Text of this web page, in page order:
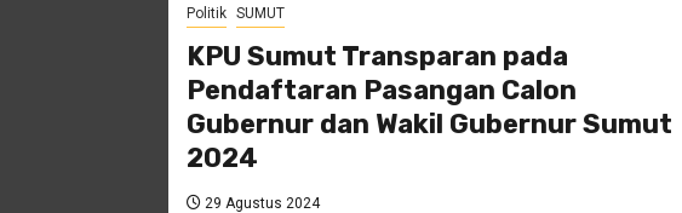
Politik SUMUT
KPU Sumut Transparan pada
Pendaftaran Pasangan Calon
Gubernur dan Wakil Gubernur Sumut
2024
29 Agustus 2024